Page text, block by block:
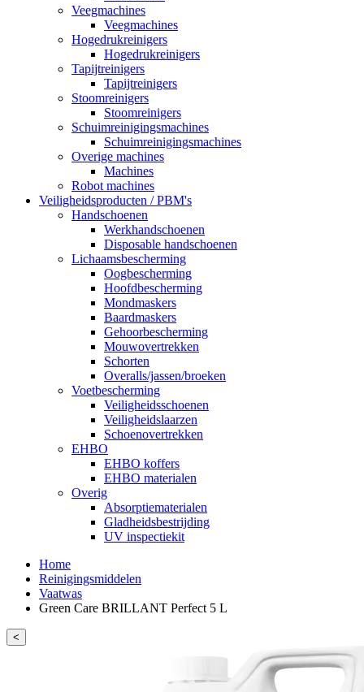
Veegmachines
Veegmachines
Hogedrukreinigers
Hogedrukreinigers
Tapijtreinigers
Tapijtreinigers
Stoomreinigers
Stoomreinigers
Schuimreinigingsmachines
Schuimreinigingsmachines
Overige machines
Machines
Robot machines
Veiligheidsproducten / PBM's
Handschoenen
Werkhandschoenen
Disposable handschoenen
Lichaamsbescherming
Oogbescherming
Hoofdbescherming
Mondmaskers
Baardmaskers
Gehoorbescherming
Mouwovertrekken
Schorten
Overalls/jassen/broeken
Voetbescherming
Veiligheidsschoenen
Veiligheidslaarzen
Schoenovertrekken
EHBO
EHBO koffers
EHBO materialen
Overig
Absorptiematerialen
Gladheidsbestrijding
UV inspectiekit
Home
Reinigingsmiddelen
Vaatwas
Green Care BRILLANT Perfect 5 L
<